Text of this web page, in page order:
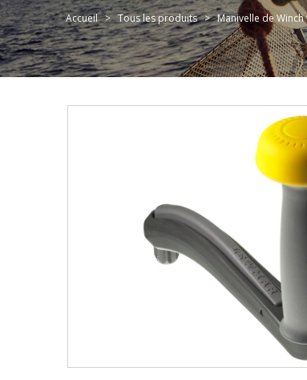
Accueil Tous les produits Manivelle de Winch